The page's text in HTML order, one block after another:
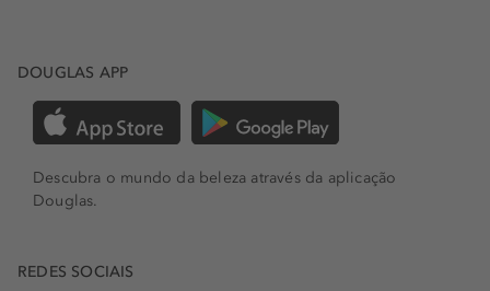
DOUGLAS APP
Descubra o mundo da beleza através da aplicação
Douglas.
REDES SOCIAIS